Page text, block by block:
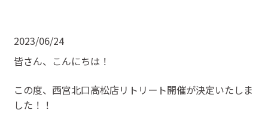
2023/06/24
皆さん、こんにちは！
この度、西宮北口高松店リトリート開催が決定いたしま
した！！